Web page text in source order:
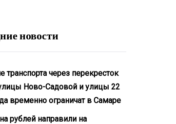
новости
через перекресток
Ново-Садовой и улицы 22
временно ограничат в Самаре
рублей направили на